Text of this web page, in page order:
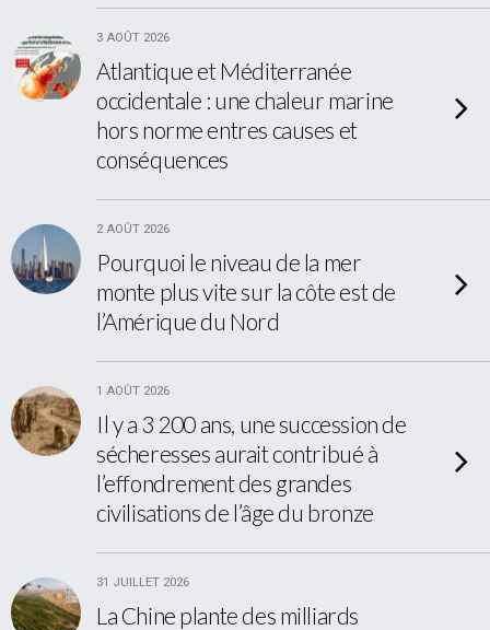
3 AOÛT 2026
Atlantique et Méditerranée
occidentale : une chaleur marine
hors norme entres causes et
conséquences
2 AOÛT 2026
Pourquoi le niveau de la mer
monte plus vite sur la côte est de
l’Amérique du Nord
1 AOÛT 2026
Il y a 3 200 ans, une succession de
sécheresses aurait contribué à
l’effondrement des grandes
civilisations de l’âge du bronze
31 JUILLET 2026
La Chine plante des milliards